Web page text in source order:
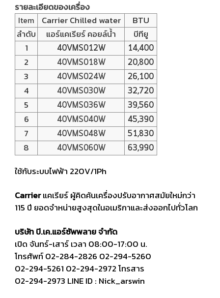
รายละเอียดของเครื่อง
Item Carrier Chilled water
BTU
ลำดับ
แอร์แคเรียร์ คอยล์นํ้า
บีทียู
1
40VMS012W 14,400
2 40VMS018W 20,800
3 40VMS024W 26,100
4 40VMS030W 32,720
5 40VMS036W 39,560
6 40VMS040W 45,390
7 40VMS048W 51,830
8 40VMS060W 63,990
ใช้กับระบบไฟฟ้า 220V/1Ph
Carrierแคเรียร์ ผู้คิดค้นเครื่องปรับอากาศสมัยใหม่กว่า
115 ปี ยอดจำหน่ายสูงสุดในอเมริกาและส่งออกไปทั่วโลก
บริษัท บี.เค.แอร์ซัพพลาย จำกัด
เปิด จันทร์-เสาร์ เวลา 08:00-17:00 น.
โทรศัพท์02-284-2826 02-294-5260
02-294-5261 02-294-2972โทรสาร
02-294-2973 LINE ID : Nick_arswin